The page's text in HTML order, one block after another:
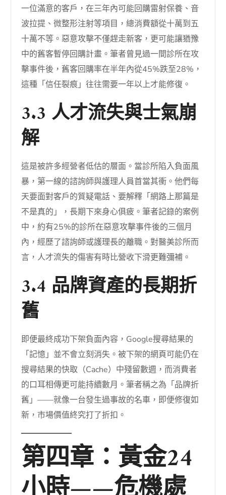
一位滿意的客戶，在三年內可能回購雷射保養、音
波拉提、微整形注射等項目，總消費額從十萬到五
十萬不等。惡意攻擊不僅趕走新客，更可能讓猶豫
中的舊客暫停回購計畫。筆者曾見過一間診所在攻
擊事件後，舊客回購率在半年內從45%跌至28%，
這種「信任裂痕」往往需要一年以上才能修復。
3.3 人才流失與士氣崩
解
這是被許多經營者低估的層面。當診所陷入負面風
暴，第一線的諮詢師與護理人員首當其衝。他們每
天要面對客戶的質疑電話、要解釋「網路上那篇是
不是真的」，長期下來身心俱疲。筆者記錄的案例
中，約有25%的診所在惡意攻擊事件後的三個月
內，經歷了諮詢師或護理長的離職。對醫美診所而
言，人才流失的傷害有時比營收下滑更難彌補。
3.4 品牌資產的長期折
舊
即便最終成功下架負面內容，Google搜尋結果的
「記憶」並不會立刻消失。被下架的網頁可能仍在
搜尋結果的快取（Cache）中殘留數週，而消費者
的口耳相傳更可能持續數月。筆者稱之為「品牌折
舊」——就像一台發生過事故的名車，即便修復如
新，市場價值終究打了折扣。
第四章：黃金24